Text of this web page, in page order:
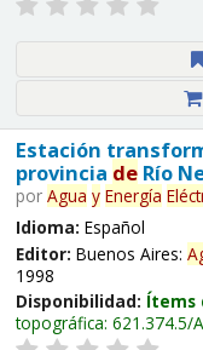
Estación
provincia deRío
por Agua y Energía
Idioma: Español
Editor: Buenos Aires:
1998
Disponibilidad: Ítems
topográfica: 621.374.5/